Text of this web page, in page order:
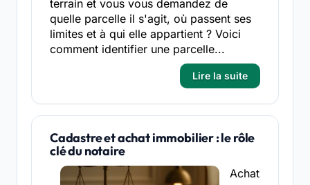
terrain et vous vous demandez de
quelle parcelle il s'agit, où passent ses
limites et à qui elle appartient ? Voici
comment identifier une parcelle...
Lire la suite
Cadastre et achat immobilier : le rôle
clé du notaire
Achat